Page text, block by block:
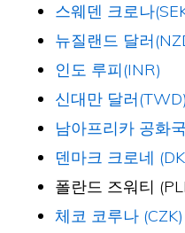
스웨덴 크로나
뉴질랜드 달러
인도 루피(INR)
신대만 달러(TWD)
남아프리카 공화
덴마크 크로네
폴란드 즈워티
체코 코루나 (CZK)